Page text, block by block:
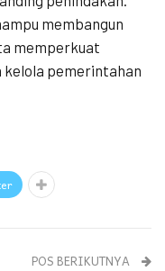
membangun
memperkuat
pemerintahan
POS BERIKUTNYA